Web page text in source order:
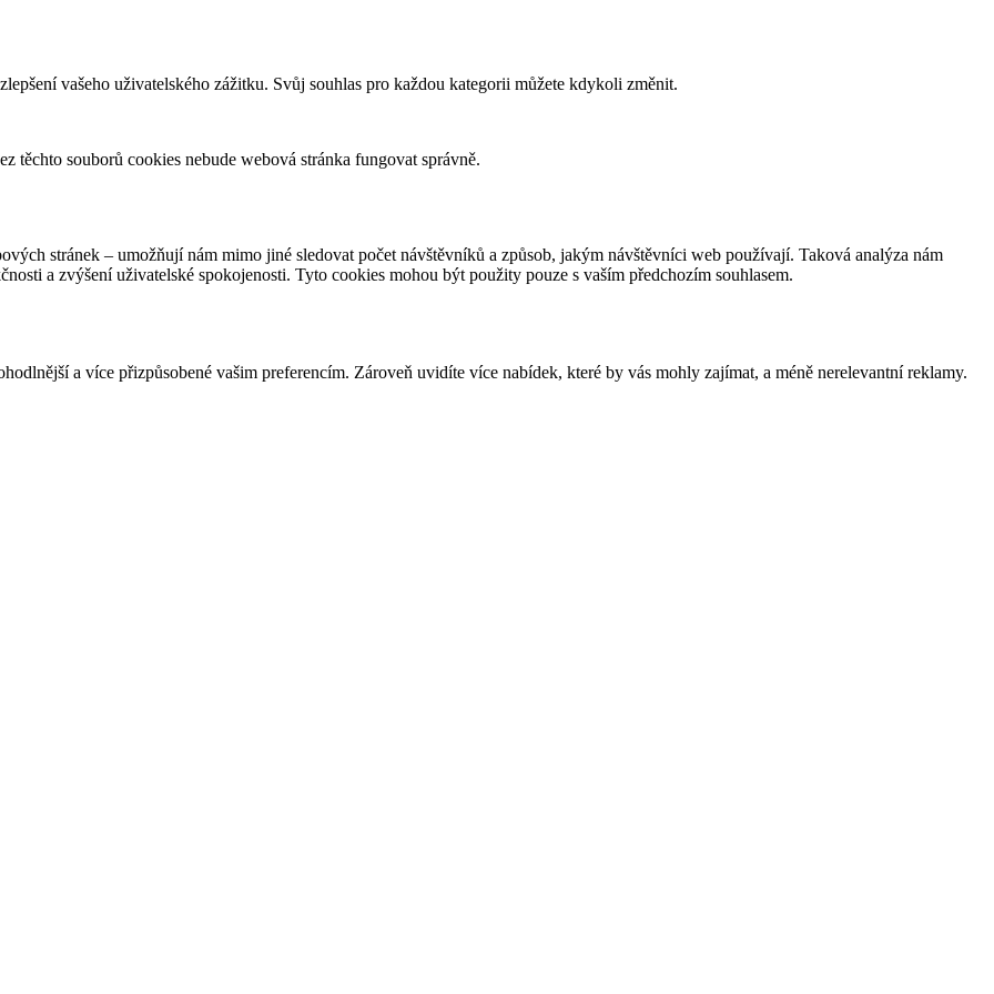
vašeho uživatelského zážitku. Svůj souhlas pro každou kategorii můžete kdykoli změnit.
těchto souborů cookies nebude webová stránka fungovat správně.
stránek – umožňují nám mimo jiné sledovat počet návštěvníků a způsob, jakým návštěvníci web používají. Taková analýza nám
a zvýšení uživatelské spokojenosti. Tyto cookies mohou být použity pouze s vaším předchozím souhlasem.
a více přizpůsobené vašim preferencím. Zároveň uvidíte více nabídek, které by vás mohly zajímat, a méně nerelevantní reklamy.